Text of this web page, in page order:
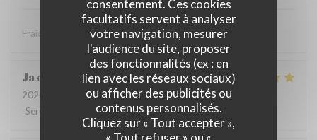
consentement. Ces cookies
facultatifs servent à analyser
votre navigation, mesurer
l'audience du site, proposer
des fonctionnalités (ex : en
lien avec les réseaux sociaux)
ou afficher des publicités ou
contenus personnalisés.
Cliquez sur « Tout accepter »,
« Tout refuser » ou «
Fraîcheur des produits
Jacques
2026-07-31
- 20:30 - Couverts 2
Service
Ambiance:5/5 Cuisine:5/5 Qualité / Prix